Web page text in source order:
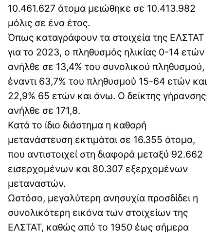
10.461.627 άτομα μειώθηκε σε 10.413.982
μόλις σε ένα έτος.
Όπως καταγράφουν τα στοιχεία της ΕΛΣΤΑΤ
για το 2023, ο πληθυσμός ηλικίας 0-14 ετών
ανήλθε σε 13,4% του συνολικού πληθυσμού,
έναντι 63,7% του πληθυσμού 15-64 ετών και
22,9% 65 ετών και άνω. Ο δείκτης γήρανσης
ανήλθε σε 171,8.
Κατά το ίδιο διάστημα η καθαρή
μετανάστευση εκτιμάται σε 16.355 άτομα,
που αντιστοιχεί στη διαφορά μεταξύ 92.662
εισερχομένων και 80.307 εξερχομένων
μεταναστών.
Ωστόσο, μεγαλύτερη ανησυχία προσδίδει η
συνολικότερη εικόνα των στοιχείων της
ΕΛΣΤΑΤ, καθώς από το 1950 έως σήμερα